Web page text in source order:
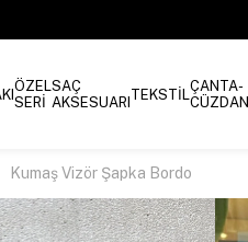
ÖZEL
SERİ
SAÇ
AKSESUARI TEKSTİLÇANTA-
CÜZDAN
Kumaş Vizör Şapka Bordo